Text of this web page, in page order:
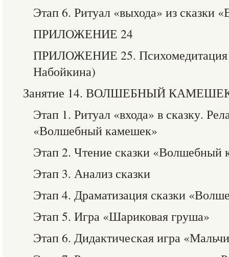
Этап 6. Ритуал «выхода» из сказки
ПРИЛОЖЕНИЕ 24
ПРИЛОЖЕНИЕ 25.
Набойкина)
Занятие 14. ВОЛШЕБНЫЙ
Этап 1. Ритуал «входа» в сказку.
«Волшебный камешек»
Этап 2. Чтение сказки «Волшебный
Этап 3. Анализ сказки
Этап 4. Драматизация сказки
Этап 5. Игра «Шариковая груша»
Этап 6. Дидактическая игра